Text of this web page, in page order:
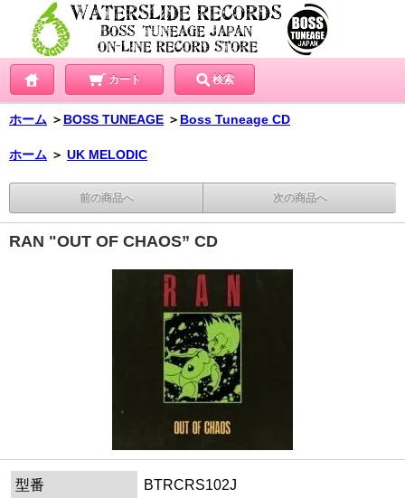
カート 検索
ホーム ＞ BOSS TUNEAGE ＞ Boss Tuneage CD
ホーム ＞ UK MELODIC
前の商品へ 次の商品へ
RAN "OUT OF CHAOS” CD
型番
BTRCRS102J